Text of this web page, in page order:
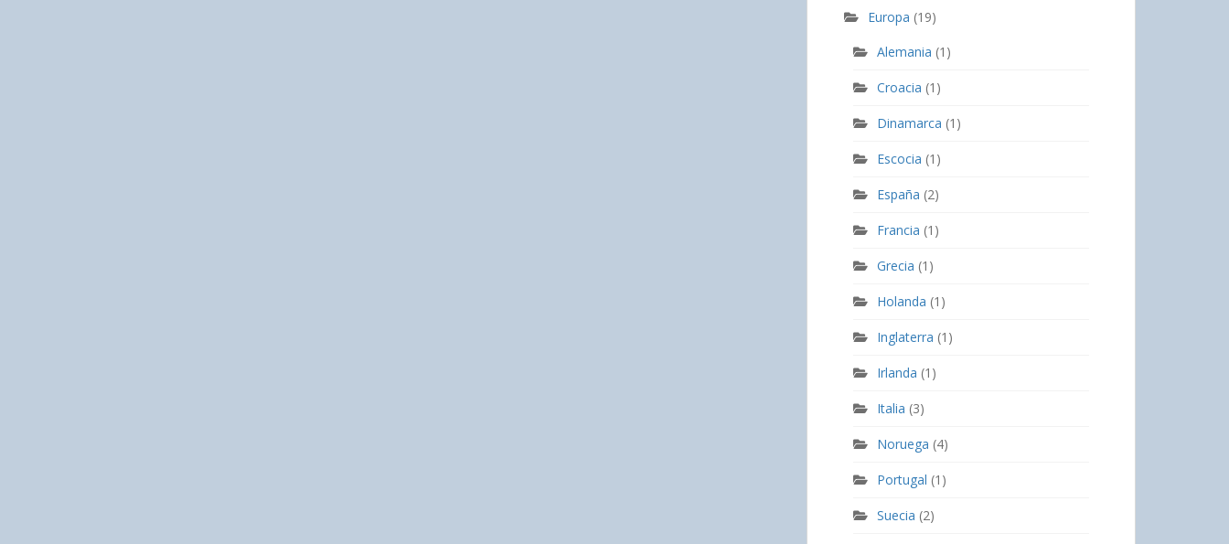
Europa (19)
Alemania (1)
Croacia (1)
Dinamarca (1)
Escocia (1)
España (2)
Francia (1)
Grecia (1)
Holanda (1)
Inglaterra (1)
Irlanda (1)
Italia (3)
Noruega (4)
Portugal (1)
Suecia (2)